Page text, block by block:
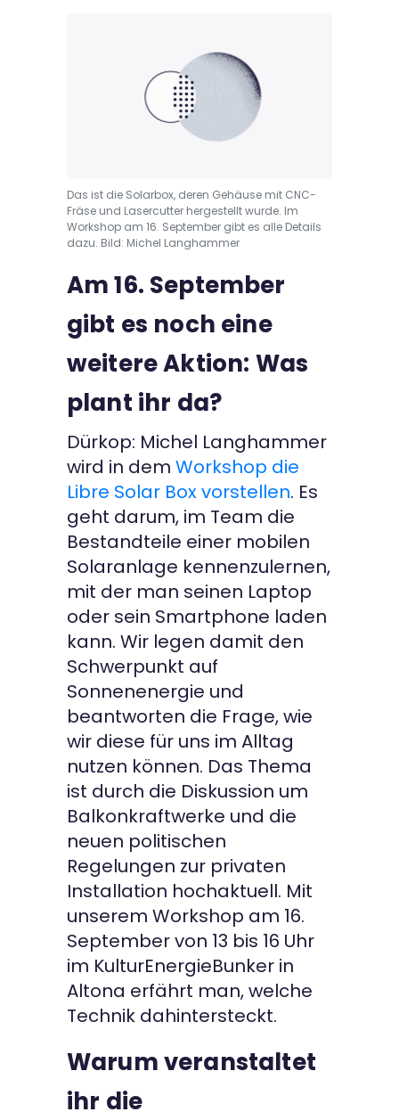
Das ist die Solarbox, deren Gehäuse mit CNC-
Fräse und Lasercutter hergestellt wurde. Im
Workshop am 16. September gibt es alle Details
dazu. Bild: Michel Langhammer
Am 16. September
gibt es noch eine
weitere Aktion: Was
plant ihr da?
Dürkop: Michel Langhammer
wird in dem Workshop die
Libre Solar Box vorstellen. Es
geht darum, im Team die
Bestandteile einer mobilen
Solaranlage kennenzulernen,
mit der man seinen Laptop
oder sein Smartphone laden
kann. Wir legen damit den
Schwerpunkt auf
Sonnenenergie und
beantworten die Frage, wie
wir diese für uns im Alltag
nutzen können. Das Thema
ist durch die Diskussion um
Balkonkraftwerke und die
neuen politischen
Regelungen zur privaten
Installation hochaktuell. Mit
unserem Workshop am 16.
September von 13 bis 16 Uhr
im KulturEnergieBunker in
Altona erfährt man, welche
Technik dahintersteckt.
Warum veranstaltet
ihr die